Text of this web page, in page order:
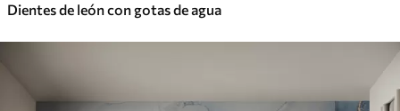
Dientes de león con gotas de agua